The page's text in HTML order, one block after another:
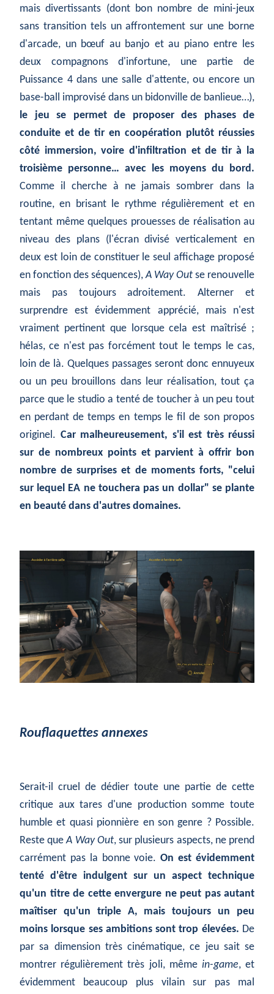
mais divertissants (dont bon nombre de mini-jeux
sans transition tels un affrontement sur une borne
d'arcade, un bœuf au banjo et au piano entre les
deux compagnons d'infortune, une partie de
Puissance 4 dans une salle d'attente, ou encore un
base-ball improvisé dans un bidonville de banlieue…),
le jeu se permet de proposer des phases de
conduite et de tir en coopération plutôt réussies
côté immersion, voire d'infiltration et de tir à la
troisième personne… avec les moyens du bord.
Comme il cherche à ne jamais sombrer dans la
routine, en brisant le rythme régulièrement et en
tentant même quelques prouesses de réalisation au
niveau des plans (l'écran divisé verticalement en
deux est loin de constituer le seul affichage proposé
en fonction des séquences),A Way Out se renouvelle
mais pas toujours adroitement. Alterner et
surprendre est évidemment apprécié, mais n'est
vraiment pertinent que lorsque cela est maîtrisé ;
hélas, ce n'est pas forcément tout le temps le cas,
loin de là. Quelques passages seront donc ennuyeux
ou un peu brouillons dans leur réalisation, tout ça
parce que le studio a tenté de toucher à un peu tout
en perdant de temps en temps le fil de son propos
originel. Car malheureusement, s'il est très réussi
sur de nombreux points et parvient à offrir bon
nombre de surprises et de moments forts, "celui
sur lequel EA ne touchera pas un dollar" se plante
en beauté dans d'autres domaines.
Rouflaquettes annexes
Serait-il cruel de dédier toute une partie de cette
critique aux tares d'une production somme toute
humble et quasi pionnière en son genre ? Possible.
Reste queA Way Out, sur plusieurs aspects, ne prend
carrément pas la bonne voie.On est évidemment
tenté d'être indulgent sur un aspect technique
qu'un titre de cette envergure ne peut pas autant
maîtiser qu'un triple A, mais toujours un peu
moins lorsque ses ambitions sont trop élevées. De
par sa dimension très cinématique, ce jeu sait se
montrer régulièrement très joli, même in-game, et
évidemment beaucoup plus vilain sur pas mal